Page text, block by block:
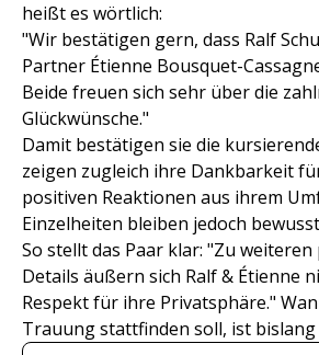
heißt es wörtlich:
"Wir bestätigen gern, dass Ralf
Partner Étienne Bousquet-
Beide freuen sich sehr über die
Glückwünsche."
Damit bestätigen sie die
zeigen zugleich ihre Dankbarkeit
positiven Reaktionen aus ihrem
Einzelheiten bleiben jedoch
So stellt das Paar klar: "Zu
Details äußern sich Ralf & Étienne
Respekt für ihre Privatsphäre."
Trauung stattfinden soll, ist